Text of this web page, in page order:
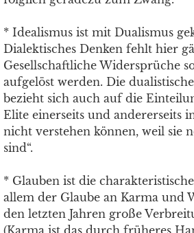
* Idealismus ist mit Dualismus
Dialektisches Denken fehlt hier
Gesellschaftliche Widersprüche
aufgelöst werden. Die
bezieht sich auch auf die
Elite einerseits und andererseits
nicht verstehen können, weil sie
sind“.
* Glauben ist die
allem der Glaube an Karma und
den letzten Jahren große
(Karma ist das durch früheres